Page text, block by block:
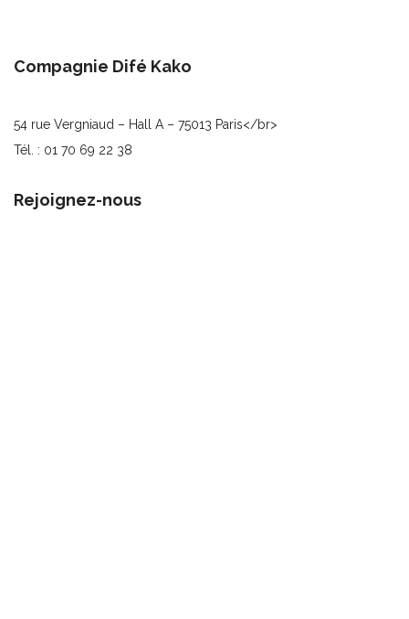
Compagnie Difé Kako
54 rue Vergniaud – Hall A – 75013 Paris</br>
Tél. : 01 70 69 22 38
Rejoignez-nous